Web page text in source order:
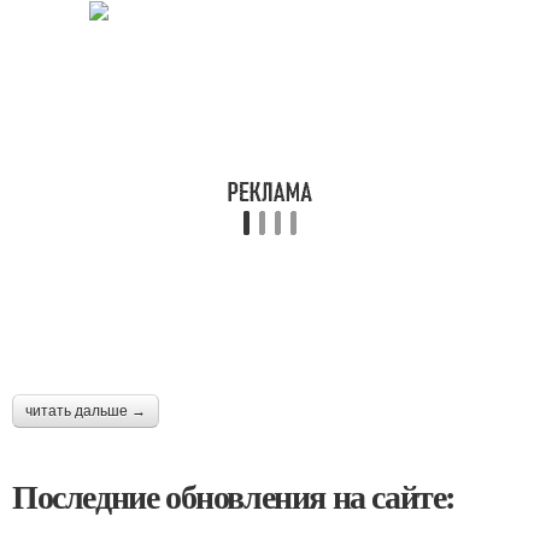
читать дальше →
Последние обновления на сайте: